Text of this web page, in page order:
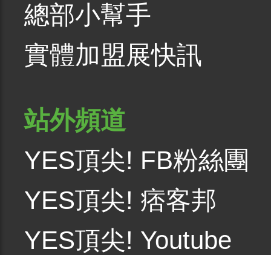
總部小幫手
實體加盟展快訊
站外頻道
YES頂尖! FB粉絲團
YES頂尖! 痞客邦
YES頂尖! Youtube